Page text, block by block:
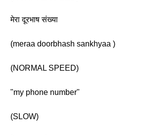
मेरा दूरभाष संख्या
(meraa doorbhash sankhyaa )
(NORMAL SPEED)
"my phone number"
(SLOW)